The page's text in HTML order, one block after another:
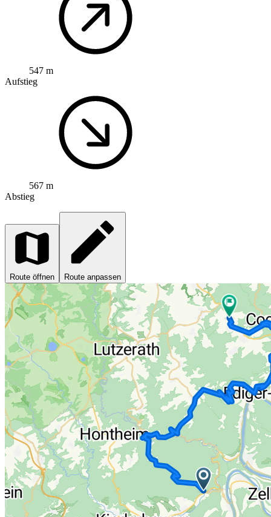
547 m
Aufstieg
567 m
Abstieg
Route öffnen Route anpassen